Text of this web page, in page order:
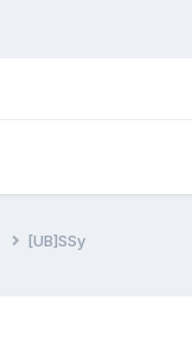
[UB]SSy